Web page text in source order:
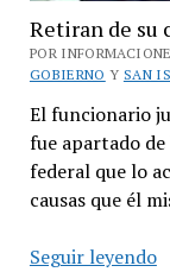
Retiran de su
POR
GOBIERNO Y SAN
El funcionario
fue apartado
federal que lo
causas que él
Seguir leyendo